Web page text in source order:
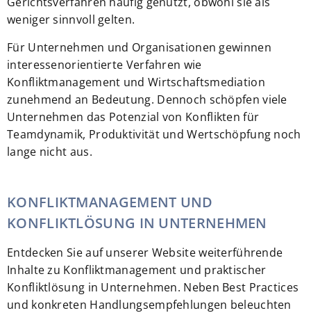
weniger sinnvoll gelten.
Für Unternehmen und Organisationen gewinnen
interessenorientierte Verfahren wie
Konfliktmanagement und Wirtschaftsmediation
zunehmend an Bedeutung. Dennoch schöpfen viele
Unternehmen das Potenzial von Konflikten für
Teamdynamik, Produktivität und Wertschöpfung noch
lange nicht aus.
KONFLIKTMANAGEMENT UND
KONFLIKTLÖSUNG IN UNTERNEHMEN
Entdecken Sie auf unserer Website weiterführende
Inhalte zu Konfliktmanagement und praktischer
Konfliktlösung in Unternehmen. Neben Best Practices
und konkreten Handlungsempfehlungen beleuchten